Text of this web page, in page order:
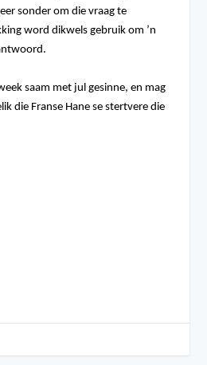
sonder om die vraag te
word dikwels gebruik om ’n
saam met jul gesinne, en mag
die Franse Hane se stertvere die